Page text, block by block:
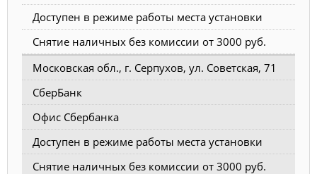
Доступен в режиме работы места установки
Снятие наличных без комиссии от 3000 руб.
Московская обл., г. Серпухов, ул. Советская, 71
СберБанк
Офис Сбербанка
Доступен в режиме работы места установки
Снятие наличных без комиссии от 3000 руб.